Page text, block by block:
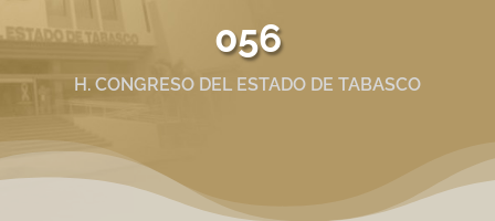
056
H. CONGRESO DEL ESTADO DE TABASCO